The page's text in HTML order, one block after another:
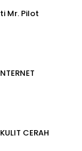
Mr. Pilot
CERAH